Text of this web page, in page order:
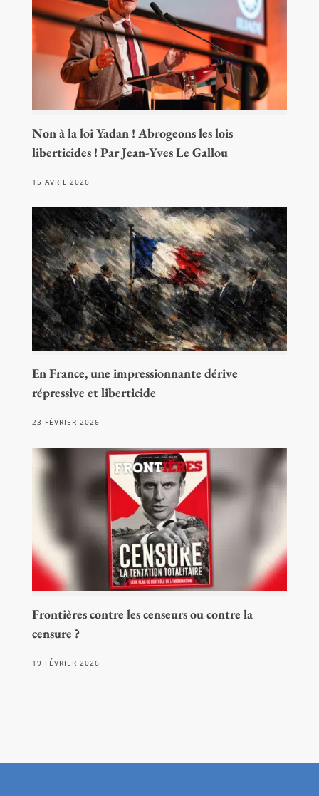
Non à la loi Yadan ! Abrogeons les lois
liberticides ! Par Jean-Yves Le Gallou
15 AVRIL 2026
En France, une impressionnante dérive
répressive et liberticide
23 FÉVRIER 2026
Frontières contre les censeurs ou contre la
censure ?
19 FÉVRIER 2026